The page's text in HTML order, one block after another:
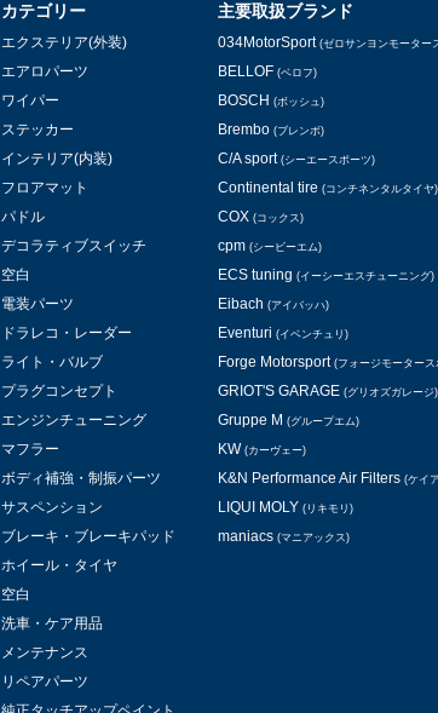
カテゴリー
エクステリア(外装)
エアロパーツ
ワイパー
ステッカー
インテリア(内装)
フロアマット
パドル
デコラティブスイッチ
空白
電装パーツ
ドラレコ・レーダー
ライト・バルブ
プラグコンセプト
エンジンチューニング
マフラー
ボディ補強・制振パーツ
サスペンション
ブレーキ・ブレーキパッド
ホイール・タイヤ
空白
洗車・ケア用品
メンテナンス
リペアパーツ
主要取扱ブランド
034MotorSport (ゼロサンヨンモーター
BELLOF (ベロフ)
BOSCH (ボッシュ)
Brembo (ブレンボ)
C/A sport (シーエースポーツ)
Continental tire (コンチネンタルタイヤ)
COX (コックス)
cpm (シービーエム)
ECS tuning (イーシーエスチューニング)
Eibach (アイバッハ)
Eventuri (イベンチュリ)
Forge Motorsport (フォージモータース
GRIOT'S GARAGE (グリオズガレージ)
Gruppe M (グループエム)
KW (カーヴェー)
K&N Performance Air Filters (ケイ
LIQUI MOLY (リキモリ)
maniacs (マニアックス)